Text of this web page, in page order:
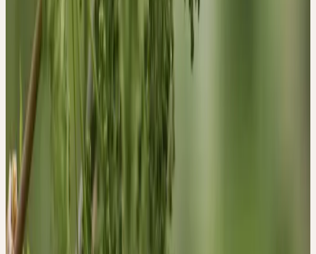
Pankreassaftproduktion bei Dyspepsie und Appetitlosigkeit
QUELLEN
1. Hänsel, R. & Steinegger, E. Hänsel / Sticher
Pharmakognosie Phytopharmazie. (Wissenschaftliche
2. Kommission E. Angelicae radix ( Angelikawurzel ).
Bundesanzeiger 101, (1990).
3. Wichtl, M. et al. Teedrogen und Phytopharmaka.
Deutschland, 1997).
4. Madaus, G. MADAUS LEHRBUCH DER
BIOLOGISCHEN HEILMITTEL BAND 1-11. (mediamed